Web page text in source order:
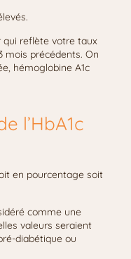
qui reflète votre taux
mois précédents. On
hémoglobine A1c
l’HbA1c
en pourcentage soit
comme une
valeurs seraient
diabétique ou